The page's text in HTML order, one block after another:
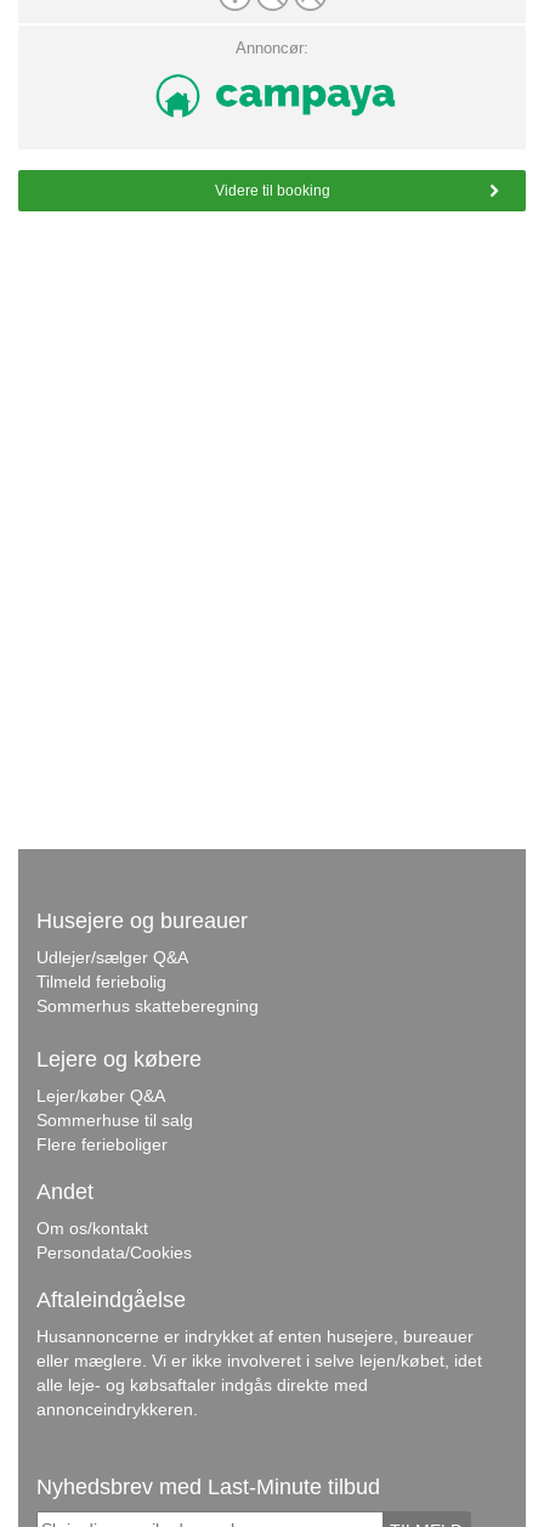
Annoncør:
Videre til booking
Husejere og bureauer
Udlejer/sælger Q&A
Tilmeld feriebolig
Sommerhus skatteberegning
Lejere og købere
Lejer/køber Q&A
Sommerhuse til salg
Flere ferieboliger
Andet
Om os/kontakt
Persondata/Cookies
Aftaleindgåelse
Husannoncerne er indrykket af enten husejere, bureauer
eller mæglere. Vi er ikke involveret i selve lejen/købet, idet
alle leje- og købsaftaler indgås direkte med
annonceindrykkeren.
Nyhedsbrev med Last-Minute tilbud